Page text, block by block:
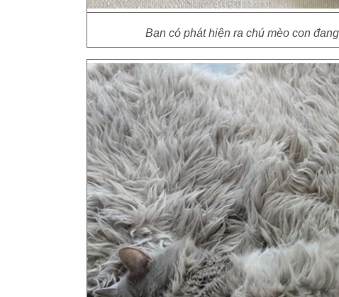
Bạn có phát hiện ra chú mèo con